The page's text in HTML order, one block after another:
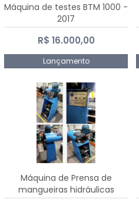
Máquina de testes BTM 1000 -
2017
R$ 16.000,00
Lançamento
Máquina de Prensa de
mangueiras hidráulicas